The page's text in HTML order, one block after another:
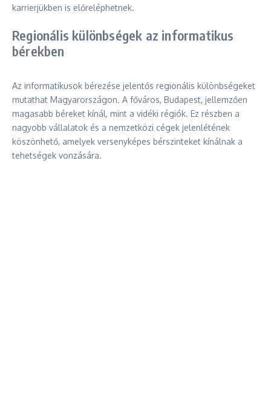
karrierjükben is előreléphetnek.
Regionális különbségek az informatikus
bérekben
Az informatikusok bérezése jelentős regionális különbségeket
mutathat Magyarországon. A főváros, Budapest, jellemzően
magasabb béreket kínál, mint a vidéki régiók. Ez részben a
nagyobb vállalatok és a nemzetközi cégek jelenlétének
köszönhető, amelyek versenyképes bérszinteket kínálnak a
tehetségek vonzására.